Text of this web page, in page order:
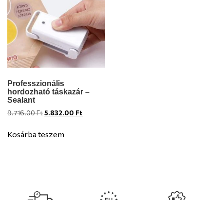
Professzionális
hordozható táskazár –
Sealant
9.716.00FtOriginal
was:
5.832.00 Ft
Kosárba teszem